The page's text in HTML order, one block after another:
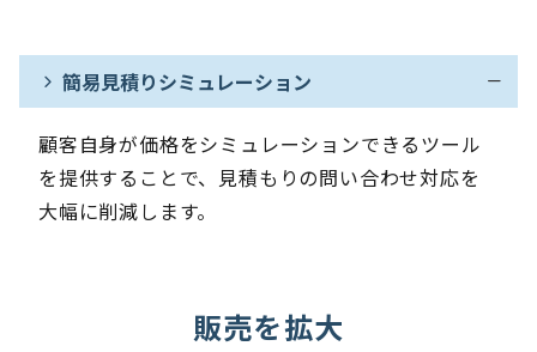
簡易見積りシミュレーション
顧客自身が価格をシミュレーションできるツール
を提供することで、見積もりの問い合わせ対応を
大幅に削減します。
販売を拡大